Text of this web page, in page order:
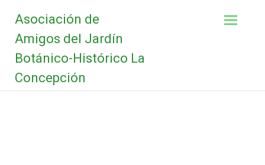
contenido
Asociación de
Amigos del Jardín
Botánico-Histórico La
Concepción